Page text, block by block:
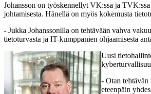
Johansson on työskennellyt VK:ssa ja
johtamisesta. Hänellä on myös kokemusta
- Jukka Johanssonilla on tehtävään vahva
tietoturvasta ja IT-kumppanien ohjaamisesta
Uusi
- Otan
eteenpäin